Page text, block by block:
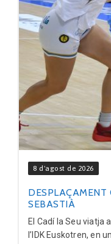
8 d'agost de 2026
DESPLAÇAMENT
SEBASTIÀ
El Cadí la Seu viatja
l’IDK Euskotren, en